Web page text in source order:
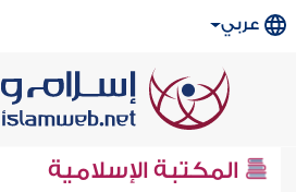
عربي
المكتبة الإسلامية